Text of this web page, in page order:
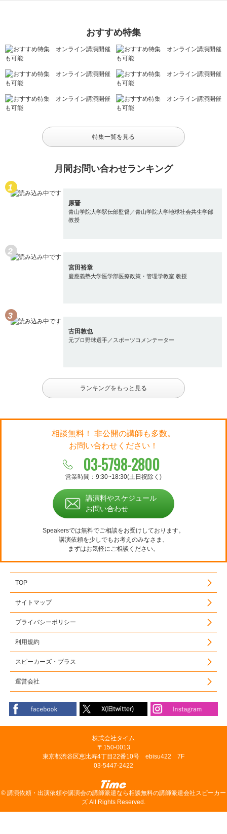
おすすめ特集
特集一覧を見る
月間お問い合わせランキング
原晋
青山学院大学駅伝部監督／青山学院大学地球社会共生学部
教授
宮田裕章
慶應義塾大学医学部医療政策・管理学教室 教授
古田敦也
元プロ野球選手／スポーツコメンテーター
ランキングをもっと見る
相談無料！ 非公開の講師も多数。
お問い合わせください！
03-5798-2800
営業時間：9:30~18:30(土日祝除く)
講演料やスケジュール
お問い合わせ
Speakersでは無料でご相談をお受けしております。
講演依頼を少しでもお考えのみなさま、
まずはお気軽にご相談ください。
TOP
サイトマップ
プライバシーポリシー
利用規約
スピーカーズ・プラス
運営会社
株式会社タイム
〒150-0013
東京都渋谷区恵比寿4丁目22番10号 ebisu422 7F
03-5447-2422
© 講演依頼・出演依頼や講演会の講師派遣なら相談無料の講師派遣会社スピーカー
ズ All Rights Reserved.